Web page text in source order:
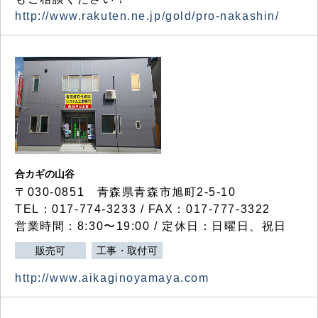
http://www.rakuten.ne.jp/gold/pro-nakashin/
合カギの山谷
〒030-0851 青森県青森市旭町2-5-10
TEL：017-774-3233 / FAX：017-777-3322
営業時間：8:30〜19:00 / 定休日：日曜日、祝日
販売可 工事・取付可
http://www.aikaginoyamaya.com